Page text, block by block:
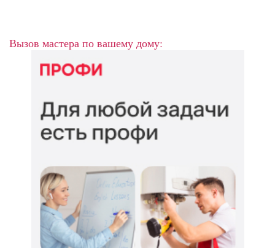
Вызов мастера по вашему дому: